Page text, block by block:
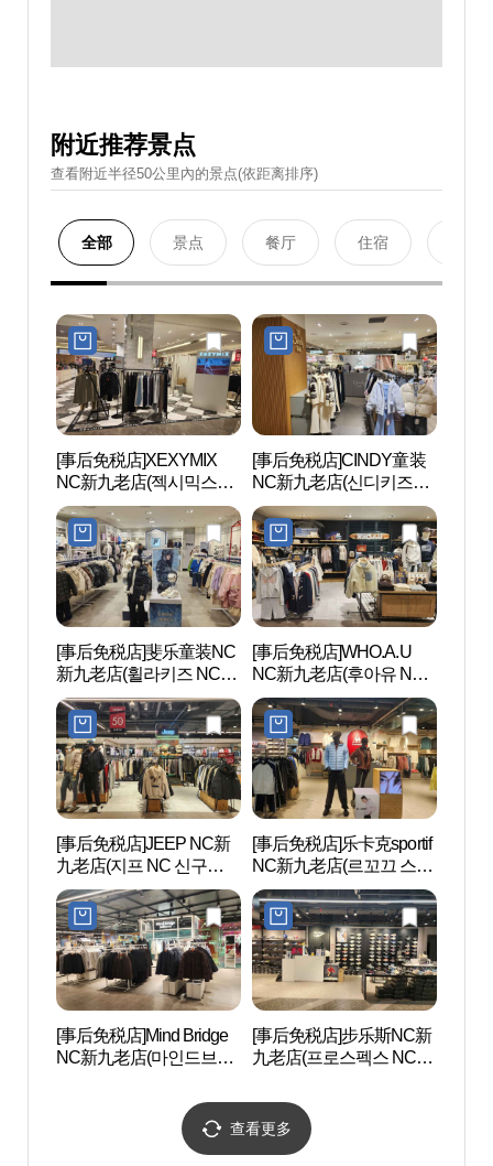
附近推荐景点
查看附近半径50公里內的景点(依距离排序)
全部 景点 餐厅 住宿
[事后免税店]XEXYMIX
NC新九老店(젝시믹스
NC 신구로점)
[事后免税店]CINDY童装
NC新九老店(신디키즈
NC 신구로점)
[事后免税店]斐乐童装NC
新九老店(휠라키즈 NC 신
구로점)
[事后免税店]WHO.A.U
NC新九老店(후아유 NC
신구로점)
[事后免税店]JEEP NC新
九老店(지프 NC 신구로
점)
[事后免税店]乐卡克sportif
NC新九老店(르꼬끄 스포
르티브 NC 신구로점)
[事后免税店]Mind Bridge
NC新九老店(마인드브릿
[事后免税店]步乐斯NC新
九老店(프로스펙스 NC 신
查看更多